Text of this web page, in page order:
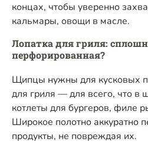
концах, чтобы уверенно
кальмары, овощи в масле.
Лопатка для гриля:
перфорированная?
Щипцы нужны для кусковых
для гриля — для всего, что в
котлеты для бургеров, филе
Широкое полотно аккуратно
продукты, не повреждая их.